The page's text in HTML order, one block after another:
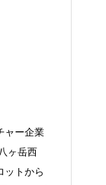
ャー企業
ヶ岳西
ットから